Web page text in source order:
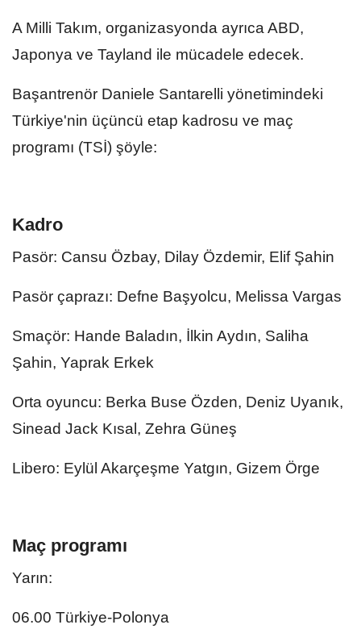
A Milli Takım, organizasyonda ayrıca ABD,
Japonya ve Tayland ile mücadele edecek.
Başantrenör Daniele Santarelli yönetimindeki
Türkiye'nin üçüncü etap kadrosu ve maç
programı (TSİ) şöyle:
Kadro
Pasör: Cansu Özbay, Dilay Özdemir, Elif Şahin
Pasör çaprazı: Defne Başyolcu, Melissa Vargas
Smaçör: Hande Baladın, İlkin Aydın, Saliha
Şahin, Yaprak Erkek
Orta oyuncu: Berka Buse Özden, Deniz Uyanık,
Sinead Jack Kısal, Zehra Güneş
Libero: Eylül Akarçeşme Yatgın, Gizem Örge
Maç programı
Yarın:
06.00 Türkiye-Polonya